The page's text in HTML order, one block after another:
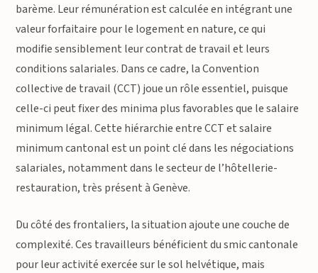
barème. Leur rémunération est calculée en intégrant une
valeur forfaitaire pour le logement en nature, ce qui
modifie sensiblement leur contrat de travail et leurs
conditions salariales. Dans ce cadre, la Convention
collective de travail (CCT) joue un rôle essentiel, puisque
celle-ci peut fixer des minima plus favorables que le salaire
minimum légal. Cette hiérarchie entre CCT et salaire
minimum cantonal est un point clé dans les négociations
salariales, notamment dans le secteur de l’hôtellerie-
restauration, très présent à Genève.
Du côté des frontaliers, la situation ajoute une couche de
complexité. Ces travailleurs bénéficient du smic cantonale
pour leur activité exercée sur le sol helvétique, mais